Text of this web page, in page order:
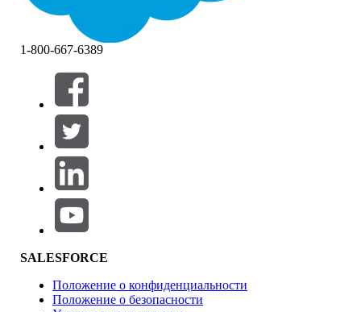
As a workaround, consider the following options:
Workaround Options
Notifications.
Communicate to users that duplicate
notifications may occur for task
assignments in Lightning Experience until
If using Process Builder to change task
condition to reduce duplicate
notifications.
1-800-667-6389
SALESFORCE
Положение о конфиденциальности
Положение о безопасности